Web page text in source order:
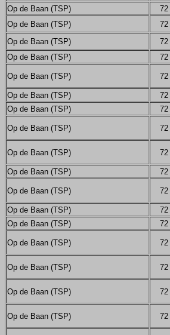
Op de Baan (TSP)
72
Op de Baan (TSP)
72
Op de Baan (TSP)
72
Op de Baan (TSP)
72
Op de Baan (TSP) 72
Op de Baan (TSP) 72
Op de Baan (TSP)
72
Op de Baan (TSP) 72
Op de Baan (TSP) 72
Op de Baan (TSP) 72
Op de Baan (TSP) 72
Op de Baan (TSP) 72
Op de Baan (TSP)
72
Op de Baan (TSP) 72
Op de Baan (TSP) 72
Op de Baan (TSP) 72
Op de Baan (TSP) 72